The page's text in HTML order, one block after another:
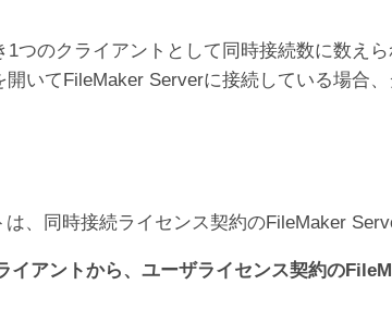
1つのクライアントとして同時接続数に数えら
いてFileMaker Serverに接続している場合、
、同時接続ライセンス契約のFileMaker
アントから、ユーザライセンス契約の